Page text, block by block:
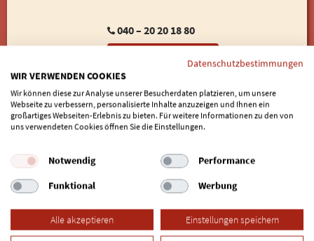
040 – 20 20 18 80
5 Spezialisten für Mini-Implantate in Hamburg Eidelstedt
gefunden
Weitere Stadtteile in Hamburg:
Allermöhe|Alsterdorf Altona Altstadt|Altona-Nord
Bahrenfeld
Barmbek-Süd
Bergstedt|Billbrook| Billwerder|Blankenese|
Bramfeld|Cranz|Dockenhuden|Dulsberg|Duvenstedt|
Datenschutzbestimmungen
WIR VERWENDEN COOKIES
Wir können diese zur Analyse unserer Besucherdaten platzieren, um unsere
Webseite zu verbessern, personalisierte Inhalte anzuzeigen und Ihnen ein
großartiges Webseiten-Erlebnis zu bieten. Für weitere Informationen zu den von
uns verwendeten Cookies öffnen Sie die Einstellungen.
Notwendig
Performance
Funktional
Werbung
Alle akzeptieren Einstellungen speichern